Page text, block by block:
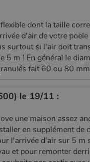
dont la taille
d'air de votre
surtout si l'air doit
5 m ! En général le
fait 60 ou 80
le 19/11 :
une maison assez
en supplément de
l'arrivée d'air sur 5 m
et pour remonter